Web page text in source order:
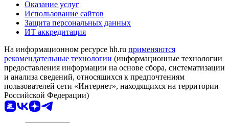
Оказание услуг
Использование сайтов
Защита персональных данных
ИТ аккредитация
На информационном ресурсе hh.ru применяются
рекомендательные технологии (информационные технологии
предоставления информации на основе сбора, систематизации
и анализа сведений, относящихся к предпочтениям
пользователей сети «Интернет», находящихся на территории
Российской Федерации)